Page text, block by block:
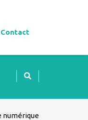
Contact
numérique